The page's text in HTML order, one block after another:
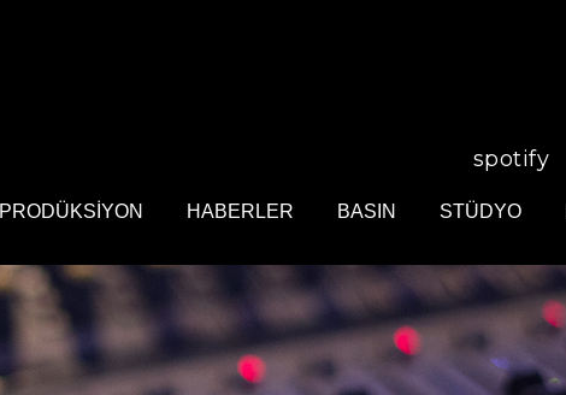
spotify
PRODÜKSİYON HABERLER BASIN STÜDYO